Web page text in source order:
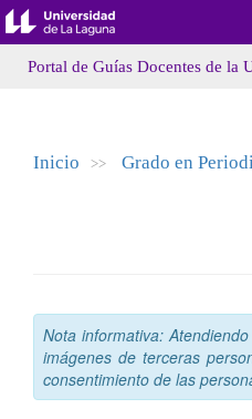
Portal de Guías Docentes de la
Inicio >> Grado en
Nota informativa:
imágenes de terceras
consentimiento de las